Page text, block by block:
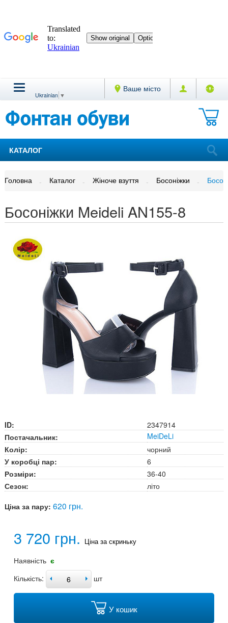
Ваше місто
Ukrainian ▼
КАТАЛОГ
Головна Каталог Жіноче взуття Босоніжки
Босоніжки Meideli AN155-8
ID:
2347914
Постачальник:
MeiDeLi
Колір:
чорний
У коробці пар:
6
Розміри:
36-40
Сезон:
літо
Ціна за пару: 620 грн.
3 720 грн. Ціна за скриньку
Наявність є
Кількість:
шт
У кошик